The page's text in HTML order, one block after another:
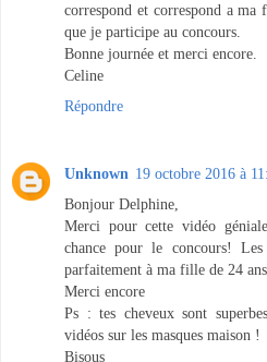
correspond et correspond a
que je participe au concours.
Bonne journée et merci encore.
Celine
Répondre
Unknown 19 octobre 2016 à
Bonjour Delphine,
Merci pour cette vidéo
chance pour le concours!
parfaitement à ma fille de 24
Merci encore
Ps : tes cheveux sont
vidéos sur les masques maison !
Bisous